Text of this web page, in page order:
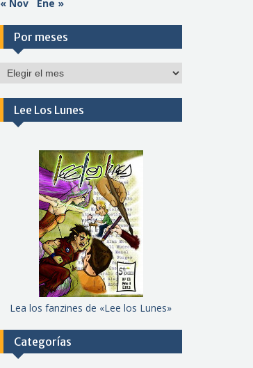
« Nov Ene »
Por meses
Por
Lee Los Lunes
Lea los fanzines de «Lee los Lunes»
Categorías